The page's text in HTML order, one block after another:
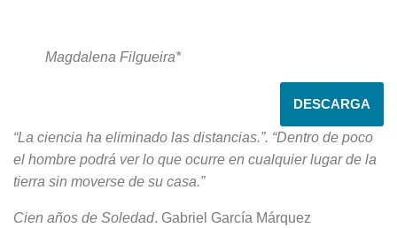
Magdalena Filgueira*
DESCARGA
“La ciencia ha eliminado las distancias.”. “Dentro de poco
el hombre podrá ver lo que ocu­rre en cualquier lugar de la
tierra sin moverse de su casa.”
Cien años de Soledad. Gabriel García Márquez